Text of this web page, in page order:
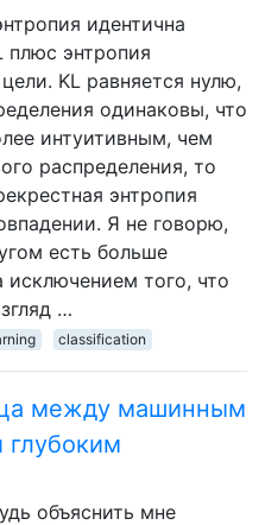
идентична
плюс энтропия
KL равняется нулю,
одинаковы, что
интуитивным, чем
распределения, то
энтропия
Я не говорю,
есть больше
того, что
…
classification
между машинным
глубоким
объяснить мне